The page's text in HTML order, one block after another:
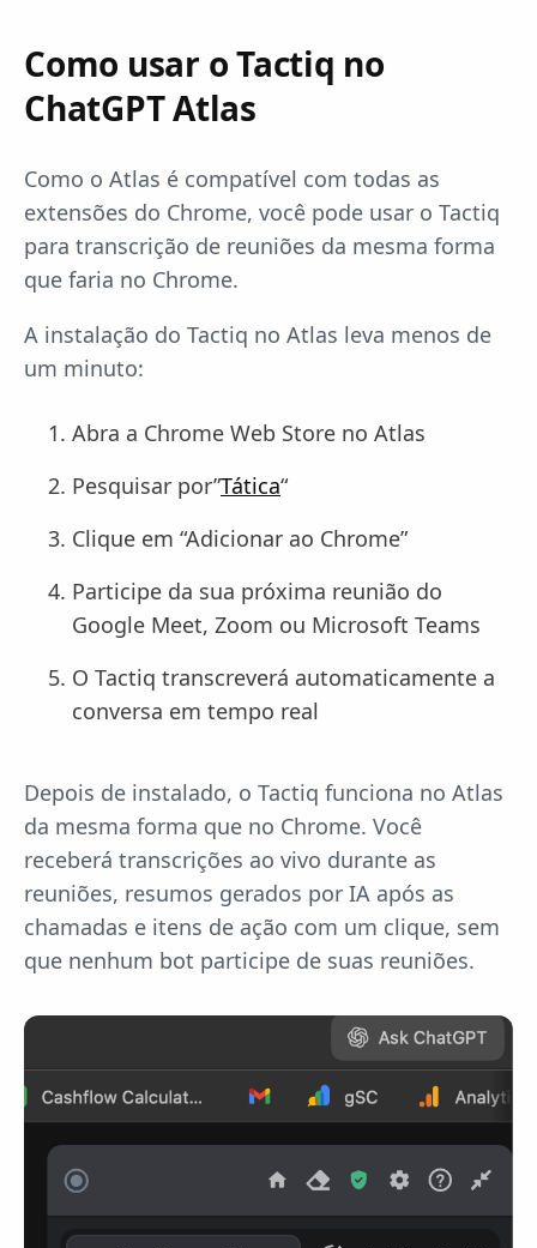
Como usar o Tactiq no
ChatGPT Atlas
Como o Atlas é compatível com todas as
extensões do Chrome, você pode usar o Tactiq
para transcrição de reuniões da mesma forma
que faria no Chrome.
A instalação do Tactiq no Atlas leva menos de
um minuto:
Abra a Chrome Web Store no Atlas
Pesquisar por”Tática“
Clique em “Adicionar ao Chrome”
Participe da sua próxima reunião do
Google Meet, Zoom ou Microsoft Teams
O Tactiq transcreverá automaticamente a
conversa em tempo real
Depois de instalado, o Tactiq funciona no Atlas
da mesma forma que no Chrome. Você
receberá transcrições ao vivo durante as
reuniões, resumos gerados por IA após as
chamadas e itens de ação com um clique, sem
que nenhum bot participe de suas reuniões.